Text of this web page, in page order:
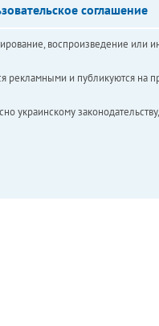
соглашение
воспроизведение или
и публикуются на
украинскому